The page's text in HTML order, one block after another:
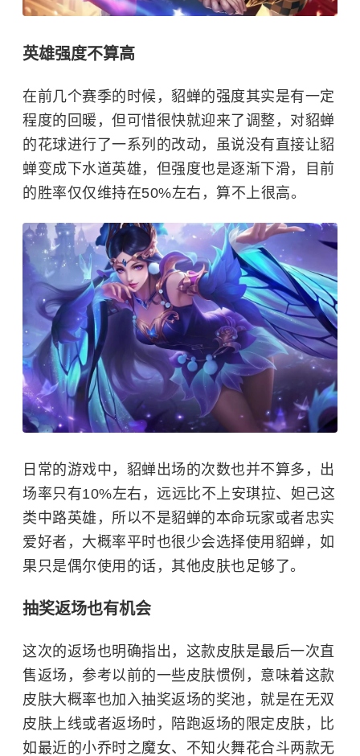
英雄强度不算高
在前几个赛季的时候，貂蝉的强度其实是有一定
程度的回暖，但可惜很快就迎来了调整，对貂蝉
的花球进行了一系列的改动，虽说没有直接让貂
蝉变成下水道英雄，但强度也是逐渐下滑，目前
的胜率仅仅维持在50%左右，算不上很高。
日常的游戏中，貂蝉出场的次数也并不算多，出
场率只有10%左右，远远比不上安琪拉、妲己这
类中路英雄，所以不是貂蝉的本命玩家或者忠实
爱好者，大概率平时也很少会选择使用貂蝉，如
果只是偶尔使用的话，其他皮肤也足够了。
抽奖返场也有机会
这次的返场也明确指出，这款皮肤是最后一次直
售返场，参考以前的一些皮肤惯例，意味着这款
皮肤大概率也加入抽奖返场的奖池，就是在无双
皮肤上线或者返场时，陪跑返场的限定皮肤，比
如最近的小乔时之魔女、不知火舞花合斗两款无